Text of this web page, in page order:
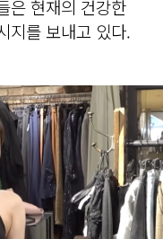
은 현재의 건강한
지를 보내고 있다.